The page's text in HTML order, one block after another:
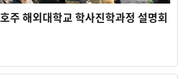
주 해외대학교 학사진학과정 설명회